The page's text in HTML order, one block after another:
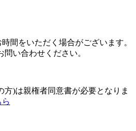
間をいただく場合がございます。
い合わせください。
)は親権者同意書が必要となりま
ら